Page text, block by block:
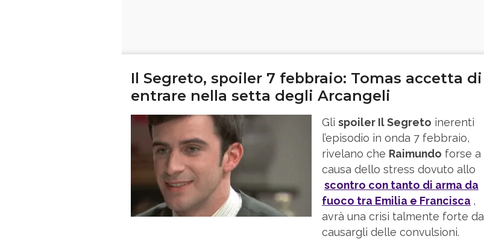
Il Segreto, spoiler 7 febbraio: Tomas accetta di
entrare nella setta degli Arcangeli
Gli spoiler Il Segreto inerenti
l’episodio in onda 7 febbraio,
rivelano che Raimundo forse a
causa dello stress dovuto allo
scontro con tanto di arma da
fuoco tra Emilia e Francisca ,
avrà una crisi talmente forte da
causargli delle convulsioni.